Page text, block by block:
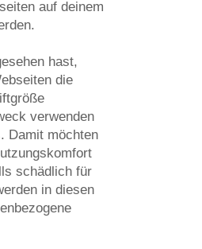
auf deinem
hast,
die
verwenden
Damit möchten
schädlich für
in diesen